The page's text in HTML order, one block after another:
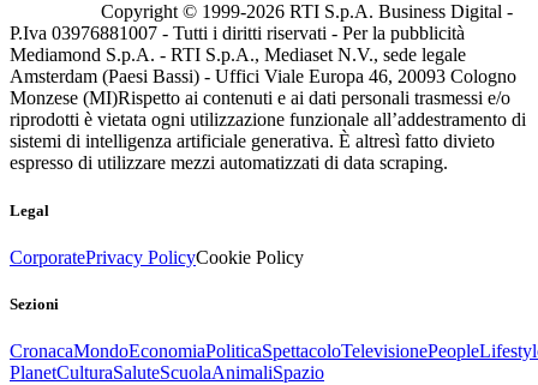
Copyright © 1999-2026 RTI S.p.A. Business Digital -
P.Iva 03976881007 - Tutti i diritti riservati - Per la pubblicità
Mediamond S.p.A. - RTI S.p.A., Mediaset N.V., sede legale
Amsterdam (Paesi Bassi) - Uffici Viale Europa 46, 20093 Cologno
Monzese (MI)Rispetto ai contenuti e ai dati personali trasmessi e/o
riprodotti è vietata ogni utilizzazione funzionale all’addestramento di
sistemi di intelligenza artificiale generativa. È altresì fatto divieto
espresso di utilizzare mezzi automatizzati di data scraping.
Legal
CorporatePrivacy PolicyCookie Policy
Sezioni
CronacaMondoEconomiaPoliticaSpettacoloTelevisionePeople
PlanetCulturaSaluteScuolaAnimaliSpazio